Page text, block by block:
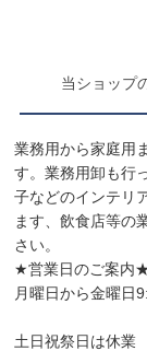
当ショップ
業務用から家庭用
す。業務用卸も行
子などのインテリ
ます、飲食店等の
さい。
★営業日のご案内
月曜日
土日